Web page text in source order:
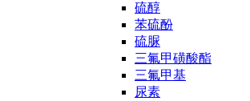
硫醇
苯硫酚
硫脲
三氟甲磺酸酯
三氟甲基
尿素